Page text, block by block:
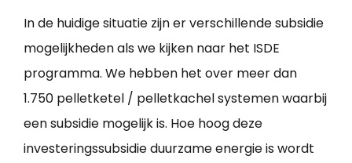
In de huidige situatie zijn er verschillende subsidie
mogelijkheden als we kijken naar het ISDE
programma. We hebben het over meer dan
1.750 pelletketel / pelletkachel systemen waarbij
een subsidie mogelijk is. Hoe hoog deze
investeringssubsidie duurzame energie is wordt